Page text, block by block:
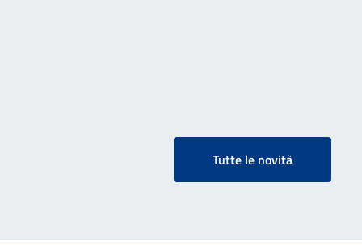
Tutte le novità